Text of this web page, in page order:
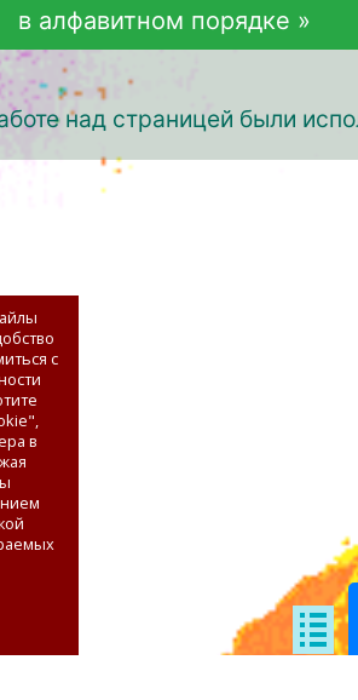
в алфавитном порядке »
над страницей были
с
в